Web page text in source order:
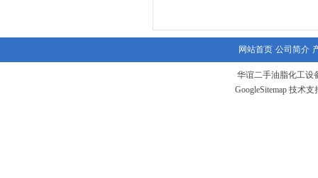
网站首页 公司简介
华谊二手油脂化工设
GoogleSitemap 技术支